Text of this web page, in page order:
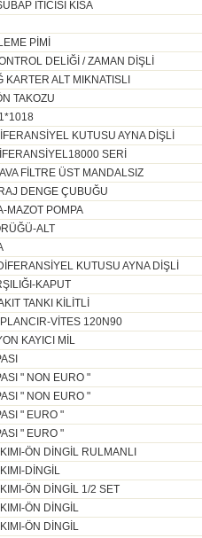
İTİCİSİ KISA
PİMİ
DELİĞİ / ZAMAN DİŞLİ
KARTER ALT MIKNATISLI
TAKOZU
KUTUSU AYNA DİŞLİ
SERİ
FİLTRE ÜST MANDALSIZ
DENGE ÇUBUĞU
MAZOT POMPA
ALT
KUTUSU AYNA DİŞLİ
KAPUT
TANKI KİLİTLİ
VİTES 120N90
KAYICI MİL
" NON EURO "
" NON EURO "
" EURO "
" EURO "
ÖN DİNGİL RULMANLI
DİNGİL
ÖN DİNGİL 1/2 SET
ÖN DİNGİL
ÖN DİNGİL